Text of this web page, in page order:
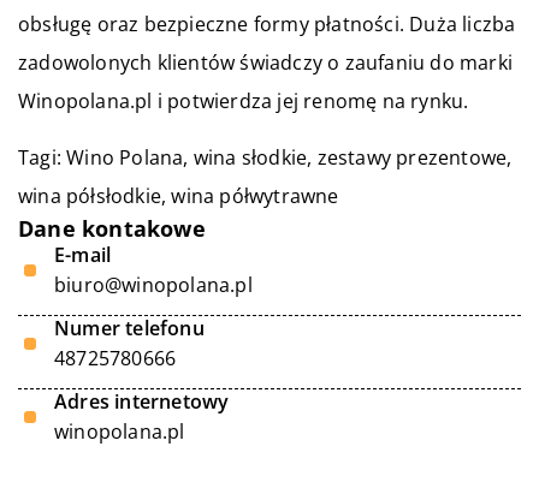
obsługę oraz bezpieczne formy płatności. Duża liczba
zadowolonych klientów świadczy o zaufaniu do marki
Winopolana.pl i potwierdza jej renomę na rynku.
Tagi:Wino Polana, wina słodkie, zestawy prezentowe,
wina półsłodkie, wina półwytrawne
Dane kontakowe
E-mail
biuro@winopolana.pl
Numer telefonu
48725780666
Adres internetowy
winopolana.pl